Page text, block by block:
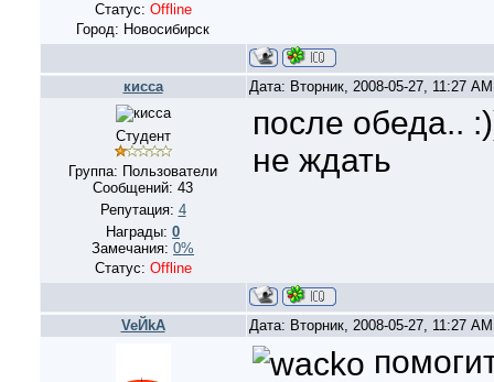
Статус: Offline
Город: Новосибирск
кисса Дата: Вторник, 2008-05-27, 11:27
Студент
Группа: Пользователи
Сообщений: 43
Репутация: 4
Награды: 0
Замечания: 0%
Статус: Offline
после обеда..
не ждать
VeЙkA Дата: Вторник, 2008-05-27, 11:27